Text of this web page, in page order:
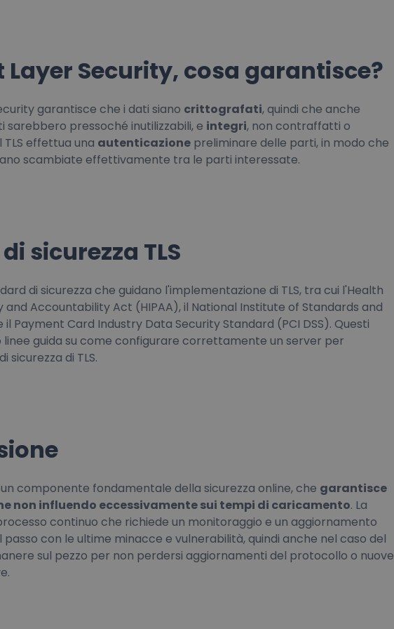
Security, cosa garantisce?
garantisce che i dati siano crittografati, quindi che anche
pressoché inutilizzabili, e integri, non contraffatti o
effettua una autenticazione preliminare delle parti, in modo che
scambiate effettivamente tra le parti interessate.
sicurezza TLS
di sicurezza che guidano l'implementazione di TLS, tra cui l'Health
and Accountability Act (HIPAA), il National Institute of Standards and
il Payment Card Industry Data Security Standard (PCI DSS). Questi
guida su come configurare correttamente un server per
sicurezza di TLS.
componente fondamentale della sicurezza online, che garantisce
non influendo eccessivamente sui tempi di caricamento. La
continuo che richiede un monitoraggio e un aggiornamento
con le ultime minacce e vulnerabilità, quindi anche nel caso del
sul pezzo per non perdersi aggiornamenti del protocollo o nuove